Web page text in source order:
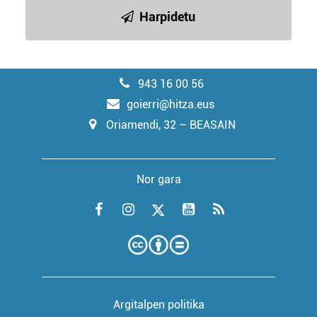
Harpidetu
943 16 00 56
goierri@hitza.eus
Oriamendi, 32 – BEASAIN
Nor gara
Argitalpen politika